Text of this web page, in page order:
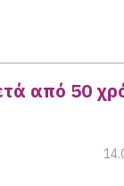
…σχολικές
Δεν ξέρω πώς
αλλά εμείς
τις σπουδές,
επίδειξη
επί
το ποιος ήταν
από 50